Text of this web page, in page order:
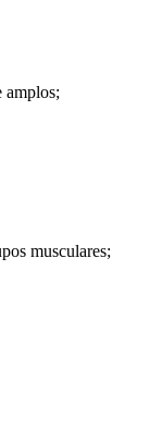
amplos;
musculares;